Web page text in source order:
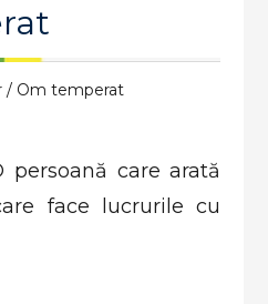
/ Om temperat
care arată
face lucrurile cu